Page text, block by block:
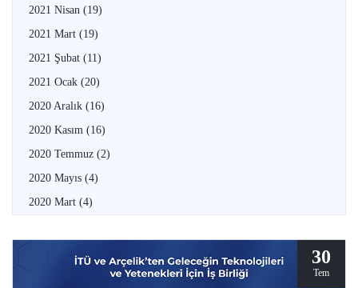
2021 Nisan (19)
2021 Mart (19)
2021 Şubat (11)
2021 Ocak (20)
2020 Aralık (16)
2020 Kasım (16)
2020 Temmuz (2)
2020 Mayıs (4)
2020 Mart (4)
30
Tem